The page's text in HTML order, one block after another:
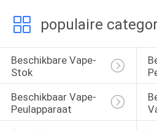
populaire
Beschikbare Vape-
Stok
Beschikbaar Vape-
Peulapparaat